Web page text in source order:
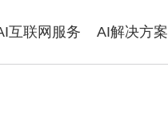
互联网服务 AI解决方案